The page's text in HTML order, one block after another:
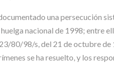
una persecución
nacional de 1998; entre
80/98/s, del 21 de octubre
se ha resuelto, y los